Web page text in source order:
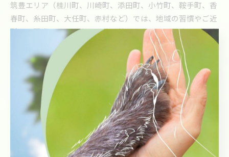
筑豊エリア（桂川町、川崎町、添田町、小竹町、鞍手町、香
春町、糸田町、大任町、赤村など）では、地域の習慣やご近
所への配慮から、目立たず落ち着いたカラーが好まれていま
す。ベージュやモカ、グレー系の服装は、派手さを避けてし
めやかに見送る気持ちを表現できます。
訪問火葬サービスの場合、ご自宅の庭や玄関先で行われるこ
とが多いため、ご近所の目を気にされる方も多いです。こう
した背景から、筑豊の各市町村で選ばれる服装カラーは、黒
やグレーに加え、落ち着いた茶色系も増えています。ご家族
の年齢や立場に合わせた色選びも心がけましょう。